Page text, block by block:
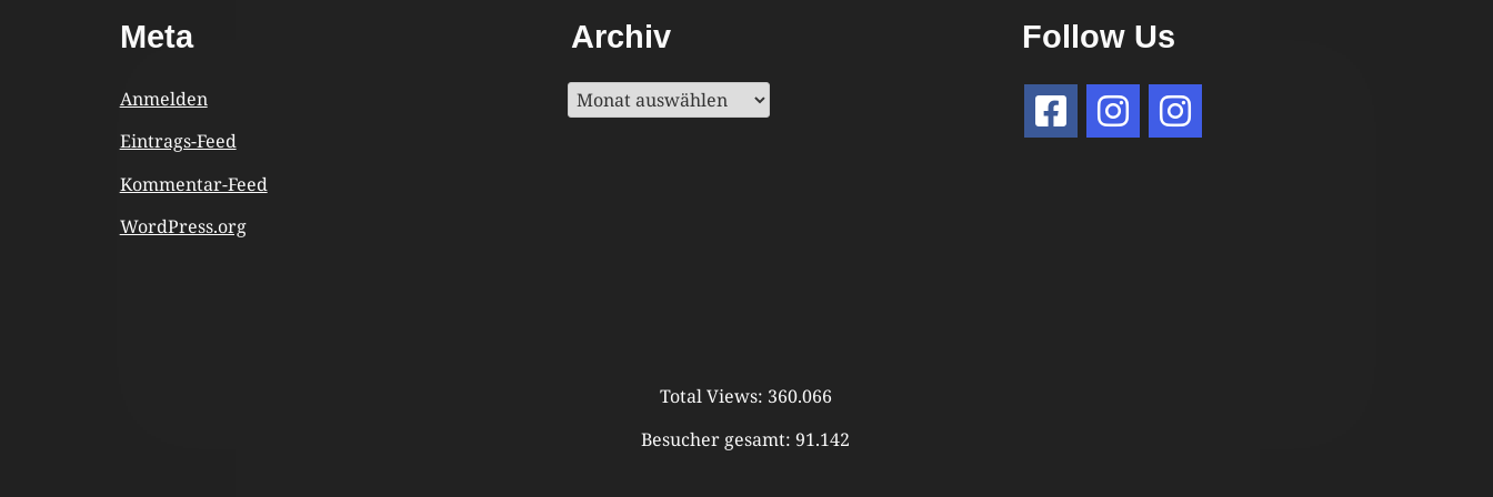
Meta
Anmelden
Eintrags-Feed
Kommentar-Feed
WordPress.org
Archiv
Archiv
Follow Us
Total Views: 360.066
Besucher gesamt:91.142